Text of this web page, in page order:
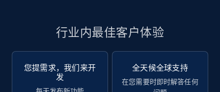
行业内最佳客户体验
您提需求，我们来开
发
全天候全球支持
在您需要时即时解答任何